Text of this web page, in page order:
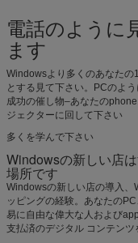
電話のように
ます
Windowsより多くのあなたの
とする見て下さい。PCのよ
成功の催し物–あなたの
ジェクターに回して下さい
多くを学んで下さい
Windowsの新しい店
場所です
Windowsの新しい店の導入、
ッピングの経験。あなたの
易に自由な偉大な人および
支払済のデジタル コンテン